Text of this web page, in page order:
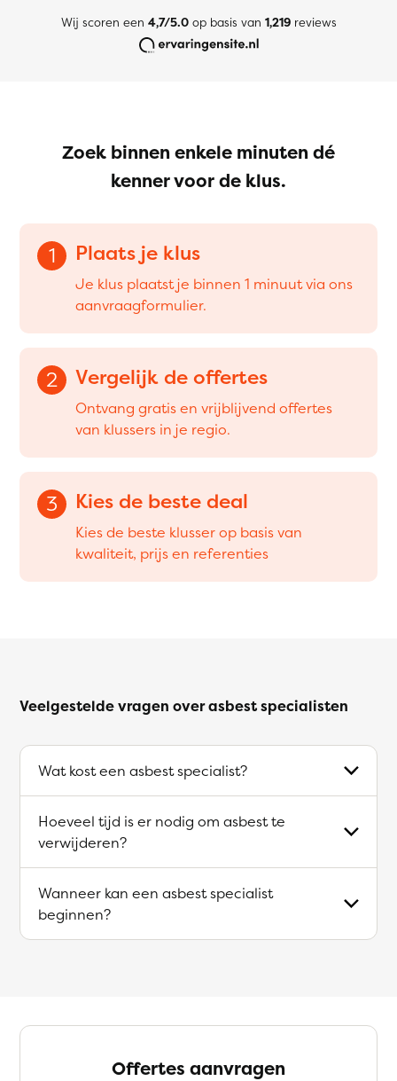
Wij scoren een 4,7/5.0op basis van 1,219reviews
Zoek binnen enkele minuten dé
kenner voor de klus.
1 Plaats je klus
Je klus plaatst je binnen 1 minuut via ons
aanvraagformulier.
2 Vergelijk de offertes
Ontvang gratis en vrijblijvend offertes
van klussers in je regio.
3 Kies de beste deal
Kies de beste klusser op basis van
kwaliteit, prijs en referenties
Veelgestelde vragen over asbest specialisten
Wat kost een asbest specialist?
Hoeveel tijd is er nodig om asbest te
verwijderen?
Wanneer kan een asbest specialist
beginnen?
Offertes aanvragen